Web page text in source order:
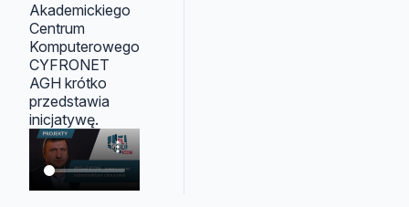
Akademickiego
Centrum
Komputerowego
CYFRONET
AGH krótko
przedstawia
inicjatywę.